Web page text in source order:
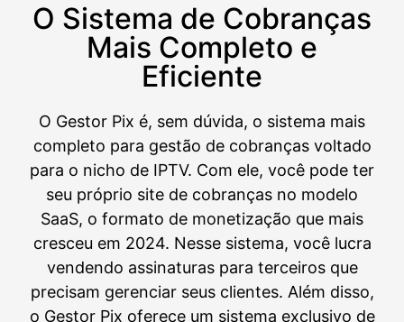
O Sistema de Cobranças
Mais Completo e
Eficiente
O Gestor Pix é, sem dúvida, o sistema mais
completo para gestão de cobranças voltado
para o nicho de IPTV. Com ele, você pode ter
seu próprio site de cobranças no modelo
SaaS, o formato de monetização que mais
cresceu em 2024. Nesse sistema, você lucra
vendendo assinaturas para terceiros que
precisam gerenciar seus clientes. Além disso,
o Gestor Pix oferece um sistema exclusivo de